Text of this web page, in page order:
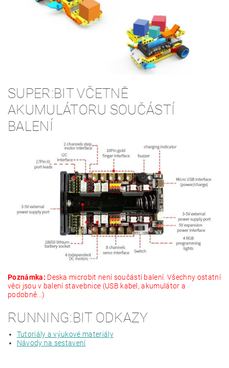
SUPER:BIT VČETNĚ
AKUMULÁTORU SOUČÁSTÍ
BALENÍ
Poznámka: Deska microbit není součástí balení. Všechny ostatní
věci jsou v balení stavebnice (USB kabel, akumulátor a
podobně...)
RUNNING:BIT ODKAZY
Tutoriály a výukové materiály
Návody na sestavení